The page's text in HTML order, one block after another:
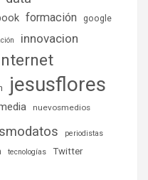
formación google
innovacion
jesusflores
nuevosmedios
periodistas
tecnologías Twitter